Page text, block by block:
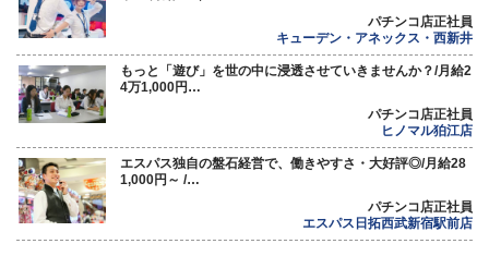
パチンコ店正社員
キューデン・アネックス・西新井
もっと「遊び」を世の中に浸透させていきませんか？/月給2
4万1,000円…
パチンコ店正社員
ヒノマル狛江店
エスパス独自の盤石経営で、働きやすさ・大好評◎/月給28
1,000円～ /…
パチンコ店正社員
エスパス日拓西武新宿駅前店